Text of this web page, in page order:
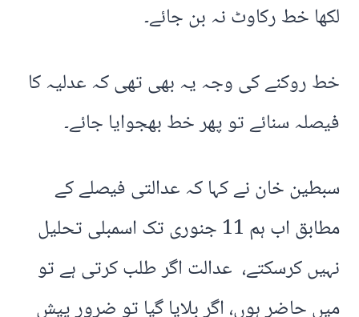
لکھا خط رکاوٹ نہ بن جائے۔
خط روکنے کی وجہ یہ بھی تھی کہ عدلیہ کا
فیصلہ سنائے تو پھر خط بھجوایا جائے۔
سبطین خان نے کہا کہ عدالتی فیصلے کے
مطابق اب ہم 11 جنوری تک اسمبلی تحلیل
نہیں کرسکتے، عدالت اگر طلب کرتی ہے تو
میں حاضر ہوں، اگر بلایا گیا تو ضرور پیش